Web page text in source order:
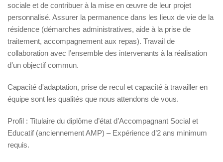
sociale et de contribuer à la mise en œuvre de leur projet
personnalisé. Assurer la permanence dans les lieux de vie de la
résidence (démarches administratives, aide à la prise de
traitement, accompagnement aux repas). Travail de
collaboration avec l’ensemble des intervenants à la réalisation
d’un objectif commun.
Capacité d'adaptation, prise de recul et capacité à travailler en
équipe sont les qualités que nous attendons de vous.
Profil : Titulaire du diplôme d’état d’Accompagnant Social et
Educatif (anciennement AMP) – Expérience d’2 ans minimum
requis.